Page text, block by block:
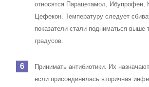
относятся Парацетамол,
Цефекон. Температуру следует
показатели стали подниматься выше
градусов.
Принимать антибиотики. Их
если присоединилась вторичная